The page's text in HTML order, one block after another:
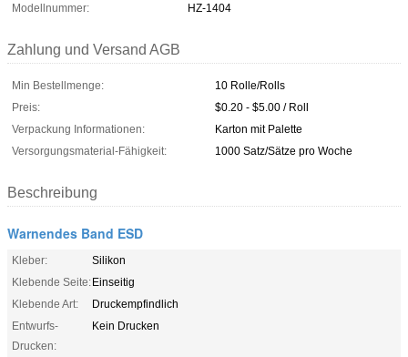
Modellnummer:
HZ-1404
Zahlung und Versand AGB
Min Bestellmenge:
10 Rolle/Rolls
Preis:
$0.20 - $5.00 / Roll
Verpackung Informationen:
Karton mit Palette
Versorgungsmaterial-Fähigkeit:
1000 Satz/Sätze pro Woche
Beschreibung
Warnendes Band ESD
Kleber:
Silikon
Klebende Seite:Einseitig
Klebende Art:
Druckempfindlich
Entwurfs-
Drucken:
Kein Drucken